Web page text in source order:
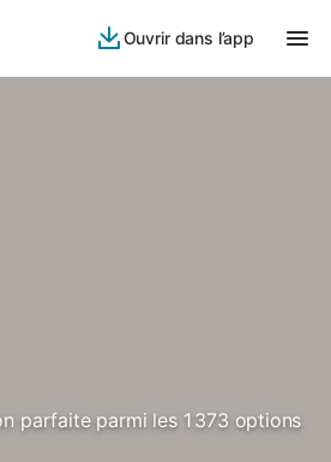
Ouvrir dans l’app
parfaite parmi les 1 373 options